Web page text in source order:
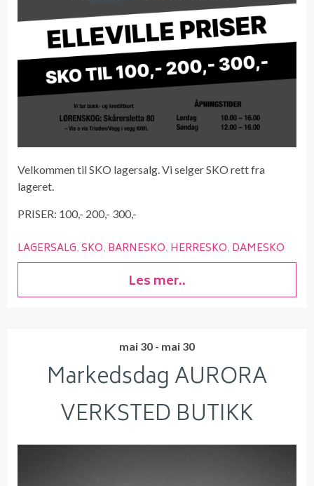
Velkommen til SKO lagersalg. Vi selger SKO rett fra
lageret.
PRISER: 100,- 200,- 300,-
LAGERSALG SKO BARNESKO HERRESKO DAMESKO
Les mer..
mai 30 - mai 30
Markedsdag AURORA
VERKSTED BUTIKK